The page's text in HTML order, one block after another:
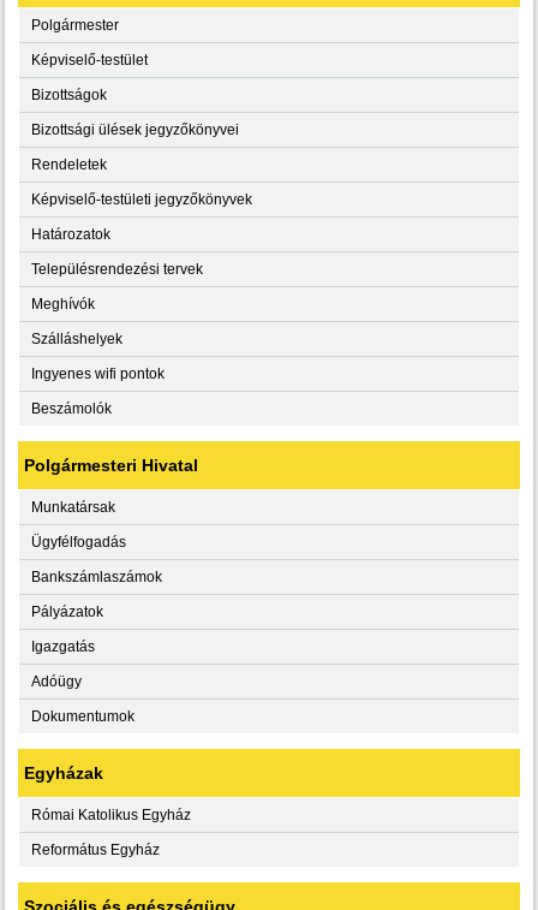
Polgármester
Képviselő-testület
Bizottságok
Bizottsági ülések jegyzőkönyvei
Rendeletek
Képviselő-testületi jegyzőkönyvek
Határozatok
Településrendezési tervek
Meghívók
Szálláshelyek
Ingyenes wifi pontok
Beszámolók
Polgármesteri Hivatal
Munkatársak
Ügyfélfogadás
Bankszámlaszámok
Pályázatok
Igazgatás
Adóügy
Dokumentumok
Egyházak
Római Katolikus Egyház
Református Egyház